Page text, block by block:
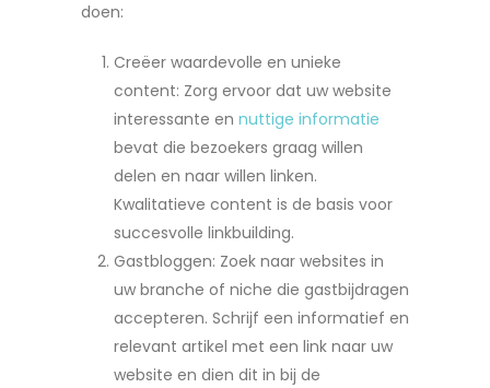
doen:
Creëer waardevolle en unieke
content: Zorg ervoor dat uw website
interessante en nuttige informatie
bevat die bezoekers graag willen
delen en naar willen linken.
Kwalitatieve content is de basis voor
succesvolle linkbuilding.
Gastbloggen: Zoek naar websites in
uw branche of niche die gastbijdragen
accepteren. Schrijf een informatief en
relevant artikel met een link naar uw
website en dien dit in bij de